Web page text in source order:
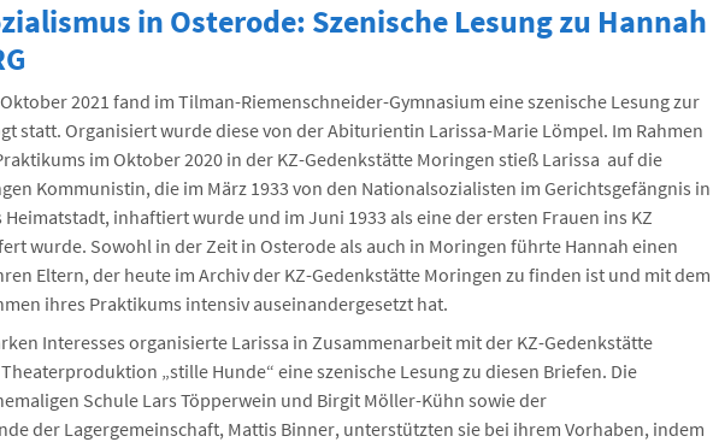
in Osterode: Szenische Lesung zu Hannah
2021 fand im Tilman-Riemenschneider-Gymnasium eine szenische Lesung zur
statt. Organisiert wurde diese von der Abiturientin Larissa-Marie Lömpel. Im Rahmen
im Oktober 2020 in der KZ-Gedenkstätte Moringen stieß Larissa auf die
Kommunistin, die im März 1933 von den Nationalsozialisten im Gerichtsgefängnis in
Heimatstadt, inhaftiert wurde und im Juni 1933 als eine der ersten Frauen ins KZ
wurde. Sowohl in der Zeit in Osterode als auch in Moringen führte Hannah einen
Eltern, der heute im Archiv der KZ-Gedenkstätte Moringen zu finden ist und mit dem
ihres Praktikums intensiv auseinandergesetzt hat.
Interesses organisierte Larissa in Zusammenarbeit mit der KZ-Gedenkstätte
„stille Hunde“ eine szenische Lesung zu diesen Briefen. Die
Schule Lars Töpperwein und Birgit Möller-Kühn sowie der
der Lagergemeinschaft, Mattis Binner, unterstützten sie bei ihrem Vorhaben, indem